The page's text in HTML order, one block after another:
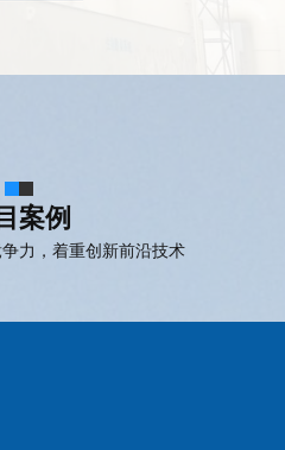
案例
力，着重创新前沿技术